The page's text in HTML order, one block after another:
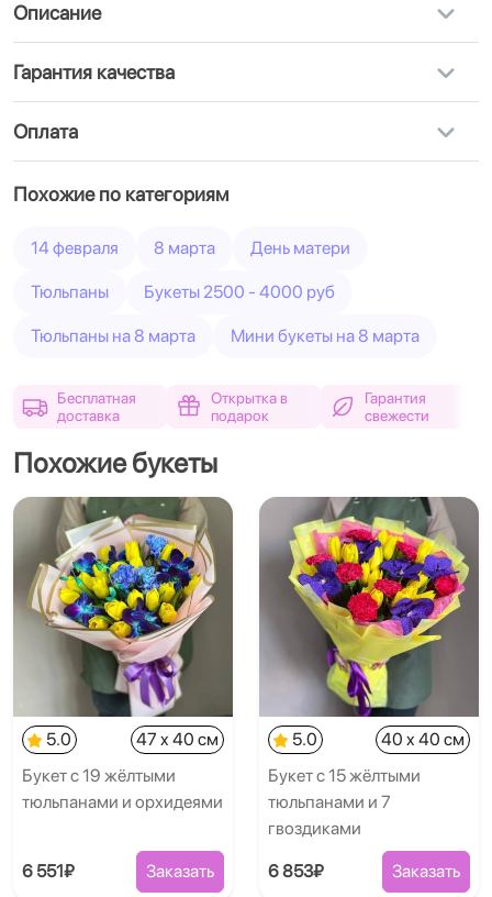
Описание
Гарантия качества
Оплата
Похожие по категориям
14 февраля 8 марта День матери
Тюльпаны Букеты 2500 - 4000 руб
Тюльпаны на 8 марта Мини букеты на 8 марта
Бесплатная
доставка
Открытка в
подарок
Гарантия
свежести
Похожие букеты
5.0
47 x 40 см
Букет с 19 жёлтыми
тюльпанами и орхидеями
6 551₽ Заказать
5.0
40 x 40 см
Букет с 15 жёлтыми
тюльпанами и 7
гвоздиками
6 853₽ Заказать